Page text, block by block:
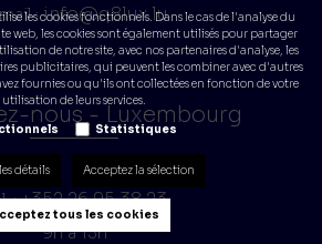
: info@q8lux.lu
nous - Luxembourg
:+352 26 95 38 23
9h à 13h
les cookies fonctionnels. Dans le cas de l'analyse du
web, les cookies sont également utilisés pour partager
de notre site, avec nos partenaires d'analyse, les
publicitaires, qui peuvent les combiner avec d'autres
fournies ou qu'ils ont collectées en fonction de votre
utilisation de leurs services.
Statistiques
détails Acceptez la sélection
tous les cookies